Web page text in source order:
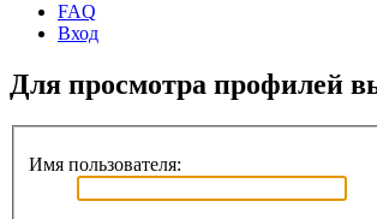
FAQ
Вход
Для просмотра профилей
Имя пользователя: